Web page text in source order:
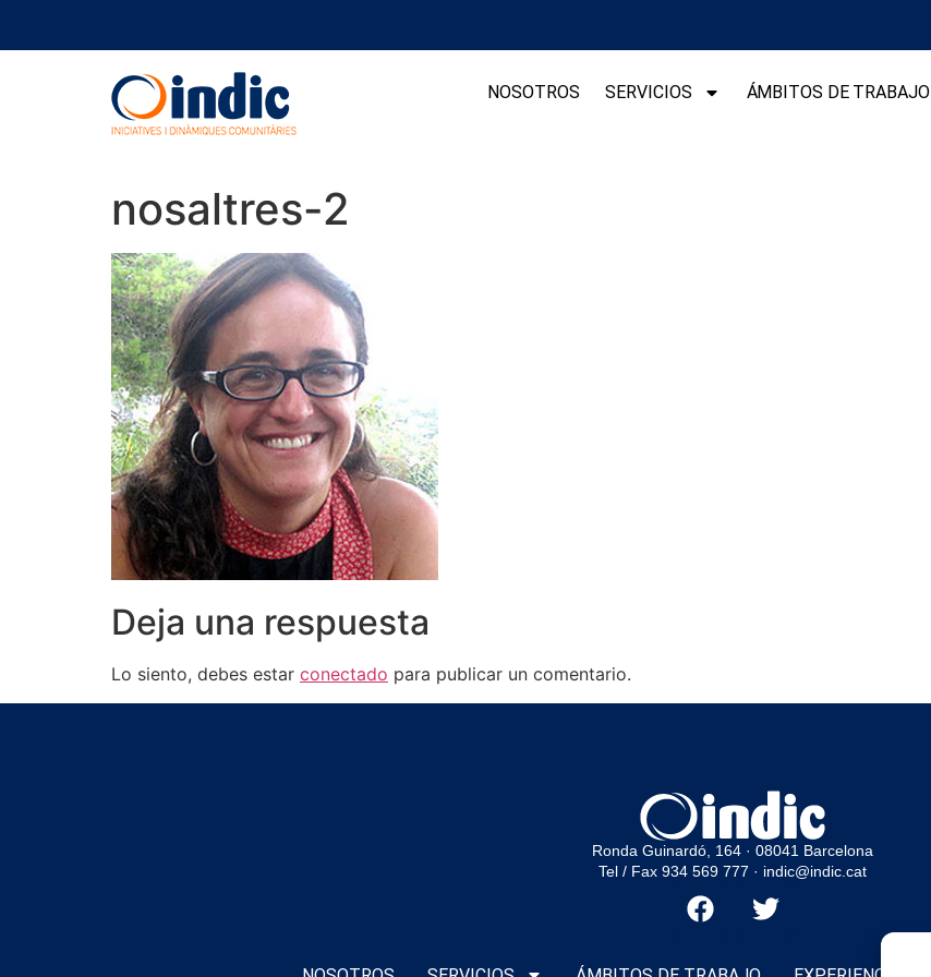
NOSOTROS SERVICIOS ÁMBITOS DE TRABAJO
nosaltres-2
Deja una respuesta
Lo siento, debes estar conectado para publicar un comentario.
Ronda Guinardó, 164 · 08041 Barcelona
Tel / Fax 934 569 777 · indic@indic.cat